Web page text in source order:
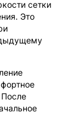
сетки
Это
После